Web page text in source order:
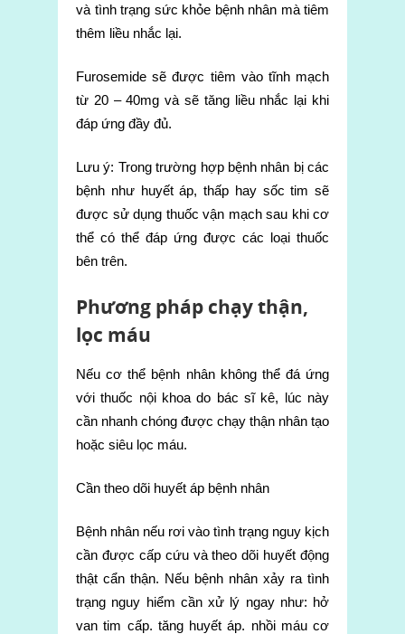
và tình trạng sức khỏe bệnh nhân mà tiêm
thêm liều nhắc lại.
Furosemide sẽ được tiêm vào tĩnh mạch
từ 20 – 40mg và sẽ tăng liều nhắc lại khi
đáp ứng đầy đủ.
Lưu ý: Trong trường hợp bệnh nhân bị các
bệnh như huyết áp, thấp hay sốc tim sẽ
được sử dụng thuốc vận mạch sau khi cơ
thể có thể đáp ứng được các loại thuốc
bên trên.
Phương pháp chạy thận,
lọc máu
Nếu cơ thể bệnh nhân không thể đá ứng
với thuốc nội khoa do bác sĩ kê, lúc này
cần nhanh chóng được chạy thận nhân tạo
hoặc siêu lọc máu.
Cần theo dõi huyết áp bệnh nhân
Bệnh nhân nếu rơi vào tình trạng nguy kịch
cần được cấp cứu và theo dõi huyết động
thật cẩn thận. Nếu bệnh nhân xảy ra tình
trạng nguy hiểm cần xử lý ngay như: hở
van tim cấp. tăng huyết áp. nhồi máu cơ